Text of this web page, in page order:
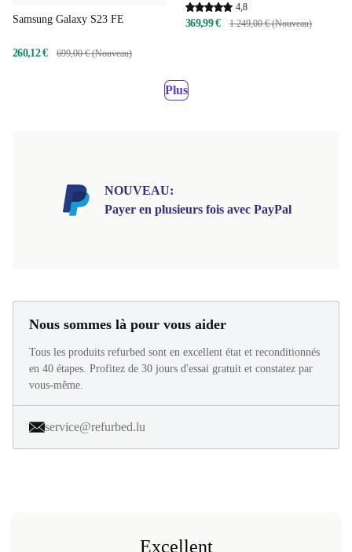
Samsung Galaxy S23 FE
260,12 € 699,00 € (Nouveau)
4,8
369,99 € 1 249,00 € (Nouveau)
Plus
NOUVEAU:
Payer en plusieurs fois avec PayPal
Nous sommes là pour vous aider
Tous les produits refurbed sont en excellent état et reconditionnés
en 40 étapes. Profitez de 30 jours d'essai gratuit et constatez par
vous-même.
service@refurbed.lu
Excellent